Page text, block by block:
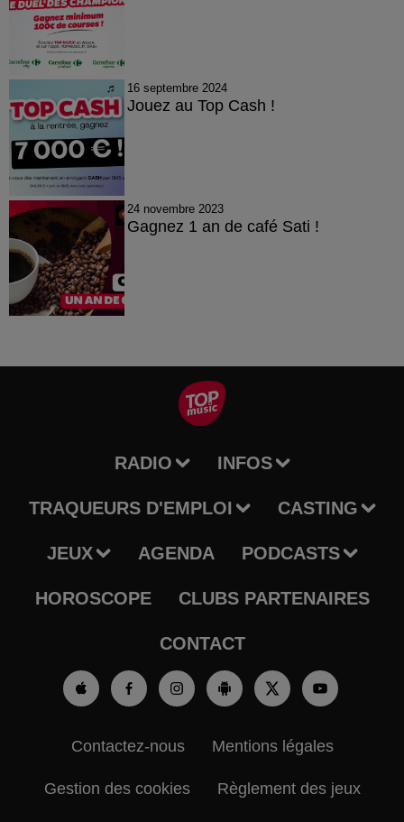
16 septembre 2024
Jouez au Top Cash !
24 novembre 2023
Gagnez 1 an de café Sati !
RADIO INFOS
TRAQUEURS D'EMPLOI CASTING
JEUX AGENDA PODCASTS
HOROSCOPE CLUBS PARTENAIRES
CONTACT
Contactez-nous Mentions légales
Gestion des cookies Règlement des jeux